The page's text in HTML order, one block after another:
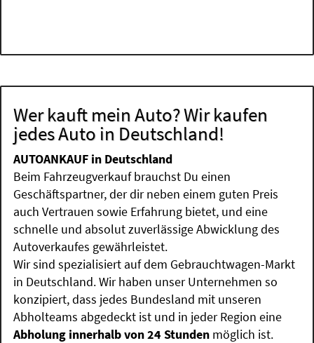
Wer kauft mein Auto? Wir kaufen
jedes Auto in Deutschland!
AUTOANKAUF in Deutschland
Beim Fahrzeugverkauf brauchst Du einen
Geschäftspartner, der dir neben einem guten Preis
auch Vertrauen sowie Erfahrung bietet, und eine
schnelle und absolut zuverlässige Abwicklung des
Autoverkaufes gewährleistet.
Wir sind spezialisiert auf dem Gebrauchtwagen-Markt
in Deutschland. Wir haben unser Unternehmen so
konzipiert, dass jedes Bundesland mit unseren
Abholteams abgedeckt ist und in jeder Region eine
Abholung innerhalb von 24 Stunden möglich ist.